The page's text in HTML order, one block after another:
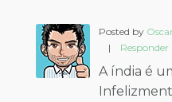
Posted by
|
Responder
A índia é